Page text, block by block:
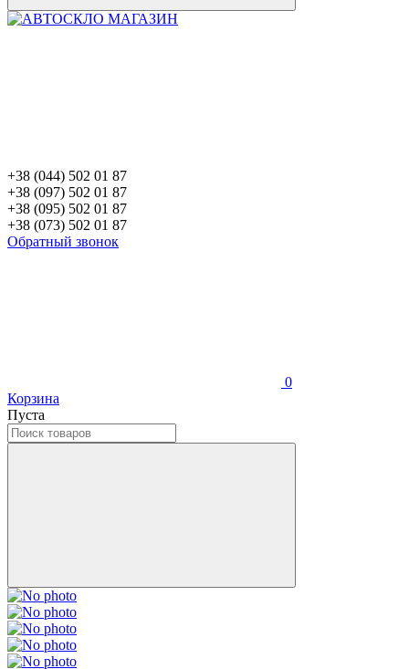
+38 (044) 502 01 87
+38 (097) 502 01 87
+38 (095) 502 01 87
+38 (073) 502 01 87
Обратный звонок
0
Корзина
Пуста